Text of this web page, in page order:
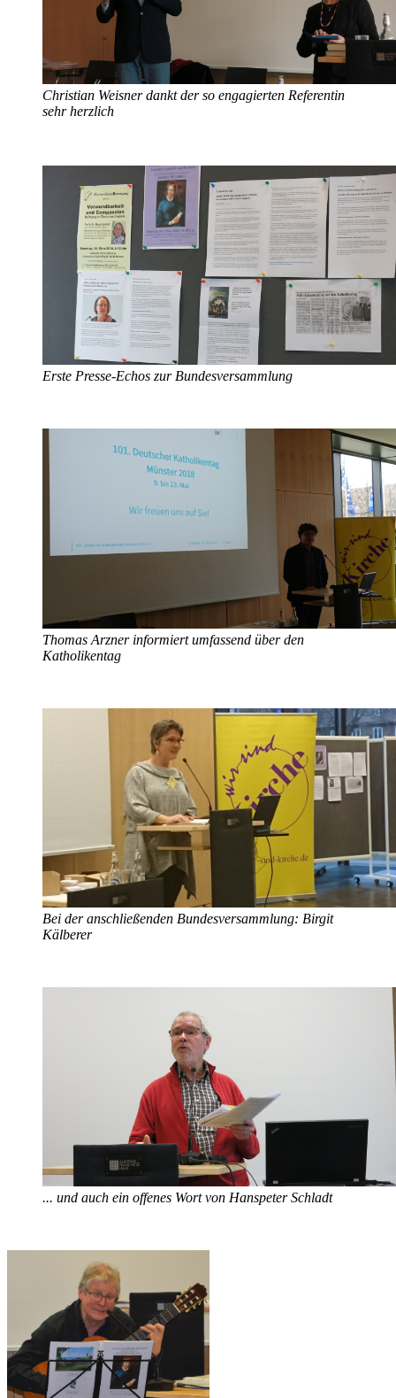
Christian Weisner dankt der so engagierten Referentin
sehr herzlich
Erste Presse-Echos zur Bundesversammlung
Thomas Arzner informiert umfassend über den
Katholikentag
Bei der anschließenden Bundesversammlung: Birgit
Kälberer
... und auch ein offenes Wort von Hanspeter Schladt